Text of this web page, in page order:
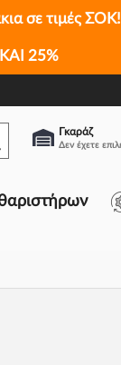
σε τιμές ΣΟΚ!
25%
Γκαράζ